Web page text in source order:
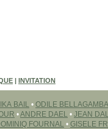
| INVITATION
BAIL • ODILE BELLAGAMBA
•ANDRE DAEL • JEAN
FOURNAL • GISELE